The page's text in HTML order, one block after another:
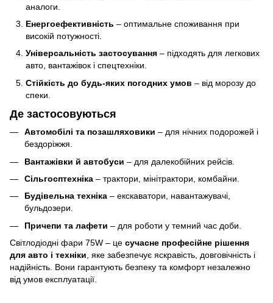
аналоги.
Енергоефективність – оптимальне споживання при
високій потужності.
Універсальність застосування – підходять для легкових
авто, вантажівок і спецтехніки.
Стійкість до будь-яких погодних умов – від морозу до
спеки.
Де застосовуються
Автомобілі та позашляховики – для нічних подорожей і
бездоріжжя.
Вантажівки й автобуси – для далекобійних рейсів.
Сільгосптехніка – трактори, мінітрактори, комбайни.
Будівельна техніка – екскаватори, навантажувачі,
бульдозери.
Причепи та лафети – для роботи у темний час доби.
Світлодіодні фари 75W – це сучасне професійне рішення
для авто і техніки, яке забезпечує яскравість, довговічність і
надійність. Вони гарантують безпеку та комфорт незалежно
від умов експлуатації.